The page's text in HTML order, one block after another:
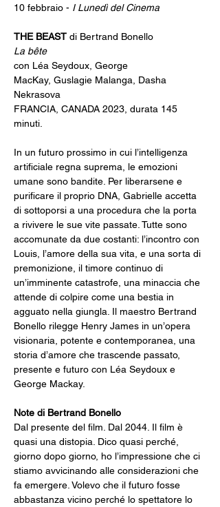
10 febbraio - I Lunedì del Cinema
THE BEAST di Bertrand Bonello
La bête
con Léa Seydoux, George
MacKay, Guslagie Malanga, Dasha
Nekrasova
FRANCIA, CANADA 2023, durata 145
minuti.
In un futuro prossimo in cui l’intelligenza
artificiale regna suprema, le emozioni
umane sono bandite. Per liberarsene e
purificare il proprio DNA, Gabrielle accetta
di sottoporsi a una procedura che la porta
a rivivere le sue vite passate. Tutte sono
accomunate da due costanti: l’incontro con
Louis, l’amore della sua vita, e una sorta di
premonizione, il timore continuo di
un’imminente catastrofe, una minaccia che
attende di colpire come una bestia in
agguato nella giungla. Il maestro Bertrand
Bonello rilegge Henry James in un’opera
visionaria, potente e contemporanea, una
storia d’amore che trascende passato,
presente e futuro con Léa Seydoux e
George Mackay.
Note di Bertrand Bonello
Dal presente del film. Dal 2044. Il film è
quasi una distopia. Dico quasi perché,
giorno dopo giorno, ho l’impressione che ci
stiamo avvicinando alle considerazioni che
fa emergere. Volevo che il futuro fosse
abbastanza vicino perché lo spettatore lo